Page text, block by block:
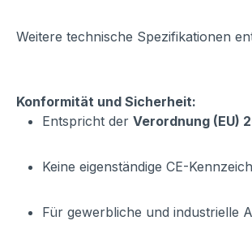
Weitere technische Spezifikationen
Konformität und Sicherheit:
Entspricht der Verordnung (EU)
Keine eigenständige CE-
Für gewerbliche und industrielle